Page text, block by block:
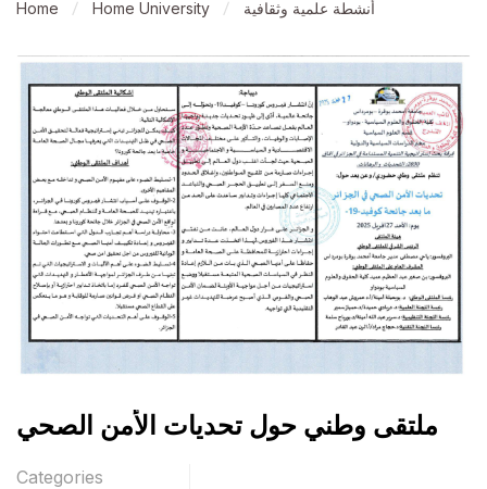
Home Home University أنشطة علمية وثقافية
ملتقى وطني حول تحديات الأمن الصحي
Categories